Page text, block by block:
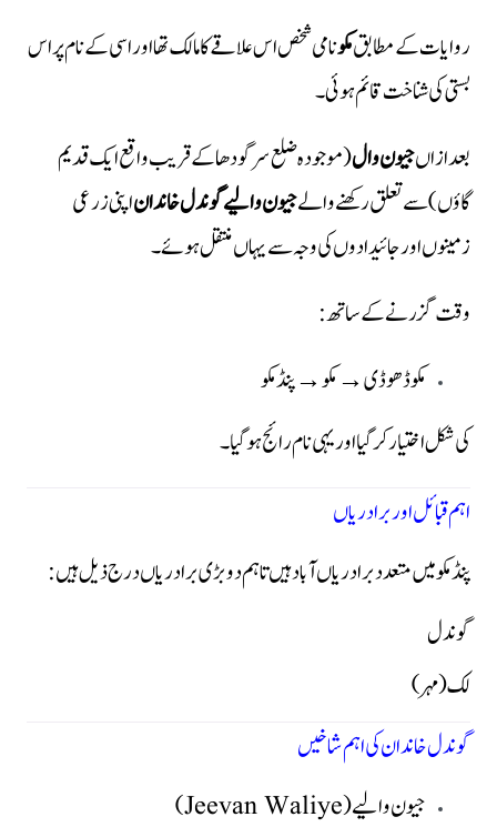
روایات کے مطابقمکونامی شخص اس علاقے کا مالک تھا اور اسی کے نام پر اس
بستی کی شناخت قائم ہوئی۔
بعد ازاںجیون وال(موجودہ ضلع سرگودھا کے قریب واقع ایک قدیم
گاؤں) سے تعلق رکھنے والےجیون والیے گوندل خانداناپنی زرعی
زمینوں اور جائیدادوں کی وجہ سے یہاں منتقل ہوئے۔
وقت گزرنے کے ساتھ:
مکو ڈھوڈی → مکو → پنڈ مکو
کی شکل اختیار کر گیا اور یہی نام رائج ہوگیا۔
اہم قبائل اور برادریاں
پنڈ مکو میں متعدد برادریاں آباد ہیں تاہم دو بڑی برادریاں درج ذیل ہیں:
گوندل
لک (مہر)
گوندل خاندان کی اہم شاخیں
جیون والیے (Jeevan Waliye)